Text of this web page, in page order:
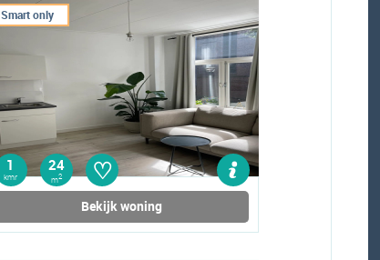
Smart only
1
kmr
24
m2 ♡
Bekijk woning